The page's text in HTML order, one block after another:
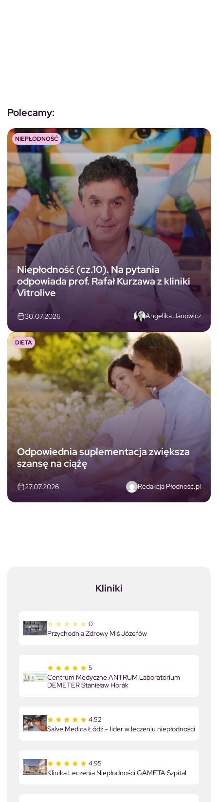
Polecamy:
Niepłodność (cz.10). Na pytania
odpowiada prof. Rafał Kurzawa z kliniki
Vitrolive
30.07.2026 Angelika Janowicz
NIEPŁODNOŚĆ
Odpowiednia suplementacja zwiększa
szansę na ciążę
27.07.2026 Redakcja Płodność.pl
DIETA
Kliniki
0
Przychodnia Zdrowy Miś Józefów
5
Centrum Medyczne ANTRUM Laboratorium
DEMETER Stanisław Horák
4.52
Salve Medica Łódź – lider w leczeniu niepłodności
4.95
Klinika Leczenia Niepłodności GAMETA Szpital